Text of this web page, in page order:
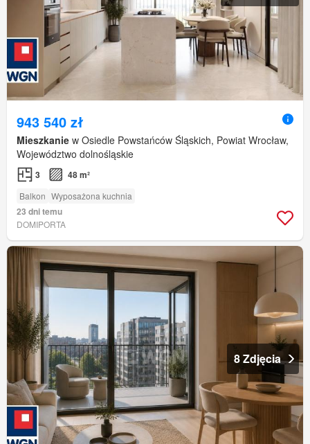
943 540 zł
Mieszkanie w Osiedle Powstańców Śląskich, Powiat Wrocław,
Województwo dolnośląskie
3 48 m²
Balkon Wyposażona kuchnia
23 dni temu
DOMIPORTA
8 Zdjęcia